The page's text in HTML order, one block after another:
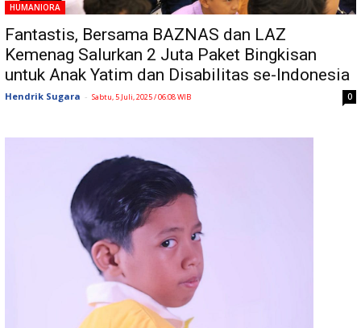
HUMANIORA
Fantastis, Bersama BAZNAS dan LAZ
Kemenag Salurkan 2 Juta Paket Bingkisan
untuk Anak Yatim dan Disabilitas se-Indonesia
Hendrik Sugara - Sabtu, 5 Juli, 2025 / 06:08 WIB 0